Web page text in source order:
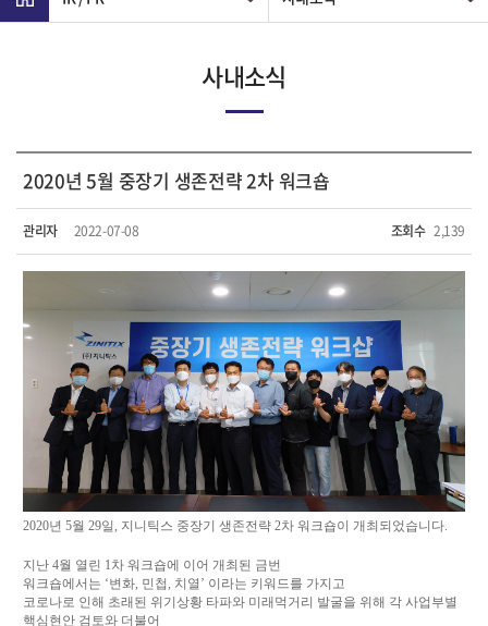
사내소식
2020년 5월 중장기 생존전략 2차 워크숍
관리자 2022-07-08 조회수 2,139
2020년 5월 29일 , 지니틱스 중장기 생존전략 2차 워크숍이 개최되었습니다.
지난 4월 열린 1차 워크숍에 이어 개최된 금번
워크숍에서는 ‘변화, 민첩, 치열 ’ 이라는 키워드를 가지고
코로나로 인해 초래된 위기상황 타파와 미래먹거리 발굴을 위해 각 사업부별
핵심현안 검토와 더불어